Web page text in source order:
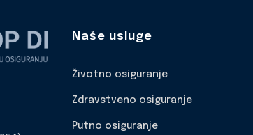
Naše usluge
Životno osiguranje
Zdravstveno osiguranje
Putno osiguranje